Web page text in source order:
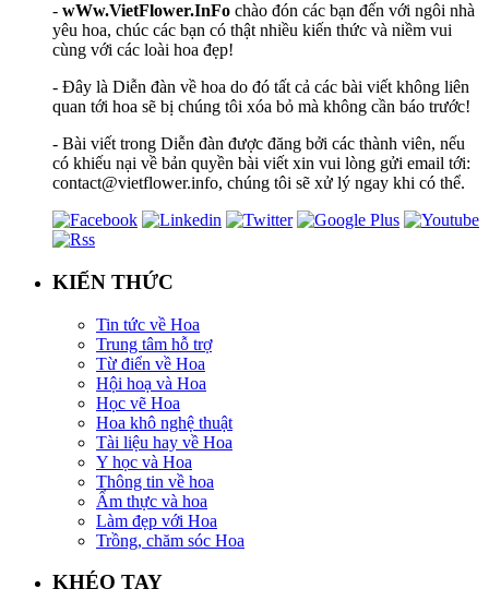
- wWw.VietFlower.InFo chào đón các bạn đến với ngôi nhà
yêu hoa, chúc các bạn có thật nhiều kiến thức và niềm vui
cùng với các loài hoa đẹp!
- Đây là Diễn đàn về hoa do đó tất cả các bài viết không liên
quan tới hoa sẽ bị chúng tôi xóa bỏ mà không cần báo trước!
- Bài viết trong Diễn đàn được đăng bởi các thành viên, nếu
có khiếu nại về bản quyền bài viết xin vui lòng gửi email tới:
contact@vietflower.info, chúng tôi sẽ xử lý ngay khi có thể.
KIẾN THỨC
Tin tức về Hoa
Trung tâm hỗ trợ
Từ điển về Hoa
Hội hoạ và Hoa
Học vẽ Hoa
Hoa khô nghệ thuật
Tài liệu hay về Hoa
Y học và Hoa
Thông tin về hoa
Ẩm thực và hoa
Làm đẹp với Hoa
Trồng, chăm sóc Hoa
KHÉO TAY